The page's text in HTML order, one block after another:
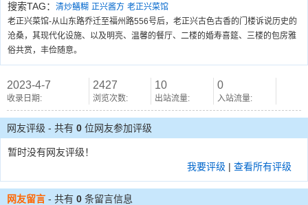
搜索TAG： 清炒鳝糊 正兴酱方 老正兴菜馆
老正兴菜馆-从山东路乔迁至福州路556号后，老正兴古色古香的门楼诉说历史的
沧桑，其现代化设施、以及明亮、温馨的餐厅、二楼的婚寿喜筵、三楼的包房雅
俗共赏，丰俭随意。
2023-4-7
收录日期:
2427
浏览次数:
10
出站流量:
0
入站流量:
网友评级 - 共有 0 位网友参加评级
暂时没有网友评级！
我要评级 | 查看所有评级
网友留言 - 共有 0 条留言信息